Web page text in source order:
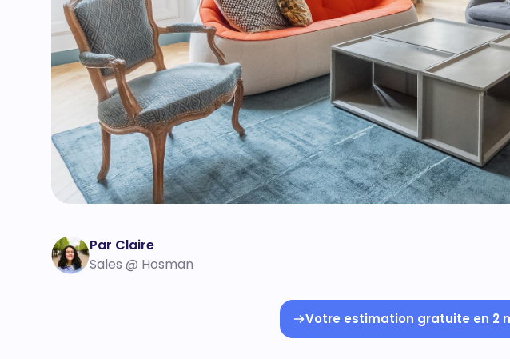
Par Claire
Sales @ Hosman
Votre estimation gratuite en 2